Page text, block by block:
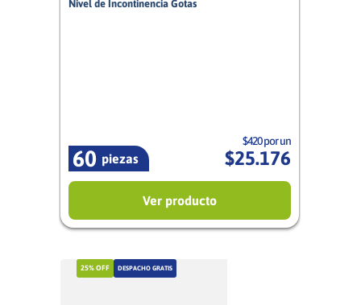
Nivel de Incontinencia Gotas
piezas
60
$420 por un
$25.176
Ver producto
25% OFF DESPACHO GRATIS